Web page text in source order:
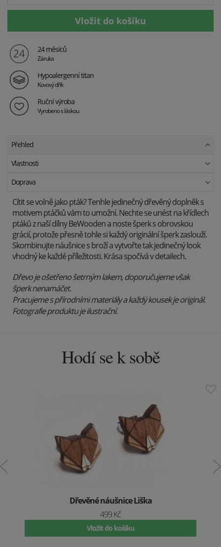
24 měsíců
Záruka
Hypoalergenní titan
Kovový dřík
Ruční výroba
Vyrobeno s láskou
Přehled
Vlastnosti
Doprava
Cítit se volně jako pták? Tenhle jedinečný dřevěný doplněk s
motivem ptáčků vám to umožní. Nechte se unést na křídlech
ptáků z naší dílny BeWooden a noste šperk s obrovskou
grácií, protože přesně tohle si každý originální šperk zaslouží.
Skombinujte náušnice s broží a vytvořte tak jedinečný look
vhodný ke každé příležitosti. Krása spočívá v detailech.
Dřevo je ošetřeno šetrným lakem, doporučujeme však
šperk nenamáčet.
Pracujeme s přírodními materiály a každý kousek je originál.
Fotografie produktu je ilustrační.
Hodí se k sobě
Dřevěné náušnice Liška
499 Kč
Vložit do košíku